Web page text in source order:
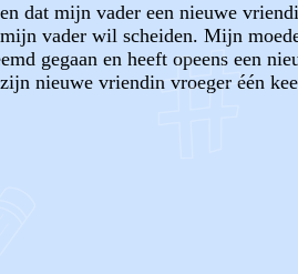
dat mijn vader een nieuwe
vader wil scheiden. Mijn
gegaan en heeft opeens een
nieuwe vriendin vroeger één